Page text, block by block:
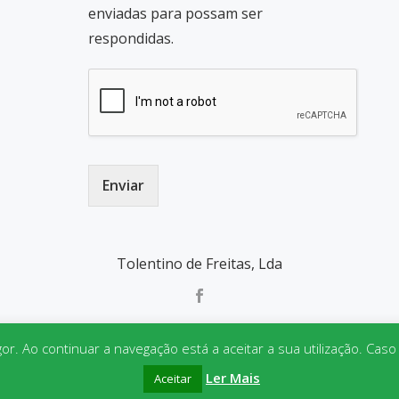
enviadas para possam ser
respondidas.
Enviar
Tolentino de Freitas, Lda
Parallax Onepowered byWordPress
Ao continuar a navegação está a aceitar a sua utilização.
Aceitar Ler Mais